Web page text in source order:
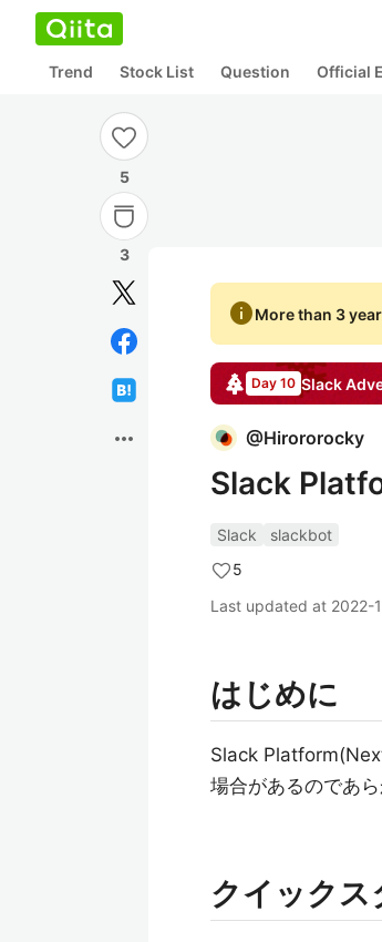
Trend Stock List Question Official
5
3
more_horiz
infoMore than 3
Day 10 Slack
@Hirororocky
Slack
Slack
slackbot
5
Last updated at 2022-
はじめに
Slack
場合があるのであ
クイックス